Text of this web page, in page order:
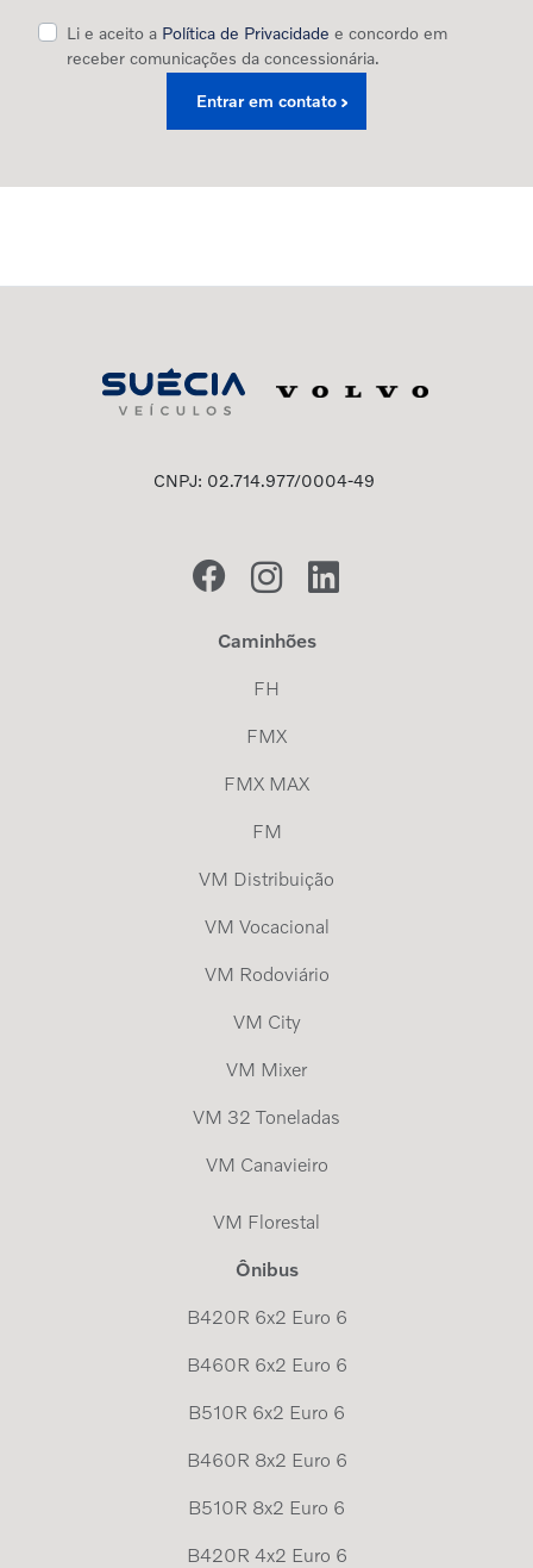
Li e aceito a Política de Privacidade e concordo em
receber comunicações da concessionária.
Entrar em contato
CNPJ: 02.714.977/0004-49
Caminhões
FH
FMX
FMX MAX
FM
VM Distribuição
VM Vocacional
VM Rodoviário
VM City
VM Mixer
VM 32 Toneladas
VM Canavieiro
VM Florestal
Ônibus
B420R 6x2 Euro 6
B460R 6x2 Euro 6
B510R 6x2 Euro 6
B460R 8x2 Euro 6
B510R 8x2 Euro 6
B420R 4x2 Euro 6